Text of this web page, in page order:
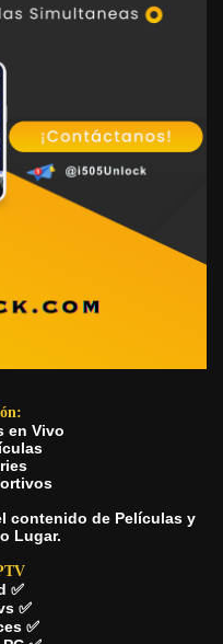
en Vivo
contenido de Películas y
Lugar.
✅
✅
✅